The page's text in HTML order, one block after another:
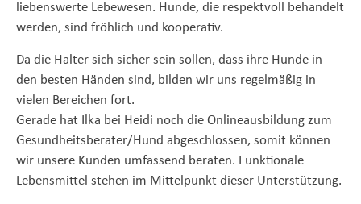
liebenswerte Lebewesen. Hunde, die respektvoll behandelt
werden, sind fröhlich und kooperativ.
Da die Halter sich sicher sein sollen, dass ihre Hunde in
den besten Händen sind, bilden wir uns regelmäßig in
vielen Bereichen fort.
Gerade hat Ilka bei Heidi noch die Onlineausbildung zum
Gesundheitsberater/Hund abgeschlossen, somit können
wir unsere Kunden umfassend beraten. Funktionale
Lebensmittel stehen im Mittelpunkt dieser Unterstützung.